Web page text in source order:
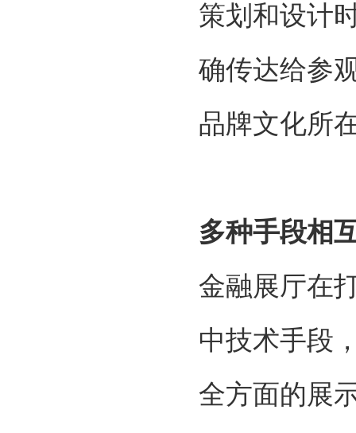
策划和设计
确传达给参
品牌文化所
多种手段相
金融展厅在
中技术手段
全方面的展